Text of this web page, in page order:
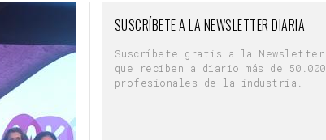
SUSCRÍBETE A LA NEWSLETTER DIARIA
Suscríbete gratis a la Newsletter
que reciben a diario más de 50.000
profesionales de la industria.